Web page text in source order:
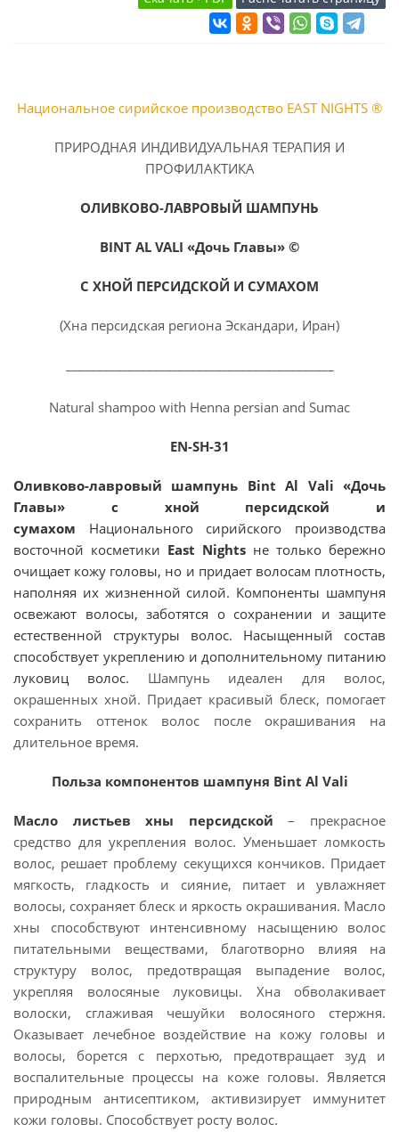
Национальное сирийское производство EAST NIGHTS ®
ПРИРОДНАЯ ИНДИВИДУАЛЬНАЯ ТЕРАПИЯ И
ПРОФИЛАКТИКА
ОЛИВКОВО-ЛАВРОВЫЙ ШАМПУНЬ
BINT AL VALI «Дочь Главы» ©
С ХНОЙ ПЕРСИДСКОЙ И СУМАХОМ
(Хна персидская региона Эскандари, Иран)
Natural shampoo with Henna persian and Sumac
EN-SH-31
Оливково-лавровый шампунь Bint Al Vali «Дочь
Главы» с хной персидской и
сумахом Национального сирийского производства
восточной косметики East Nights не только бережно
очищает кожу головы, но и придает волосам плотность,
наполняя их жизненной силой. Компоненты шампуня
освежают волосы, заботятся о сохранении и защите
естественной структуры волос. Насыщенный состав
способствует укреплению и дополнительному питанию
луковиц волос. Шампунь идеален для волос,
окрашенных хной. Придает красивый блеск, помогает
сохранить оттенок волос после окрашивания на
длительное время.
Польза компонентов шампуня Bint Al Vali
Масло листьев хны персидской
– прекрасное
средство для укрепления волос. Уменьшает ломкость
волос, решает проблему секущихся кончиков. Придает
мягкость, гладкость и сияние, питает и увлажняет
волосы, сохраняет блеск и яркость окрашивания. Масло
хны способствуют интенсивному насыщению волос
питательными веществами, благотворно влияя на
структуру волос, предотвращая выпадение волос,
укрепляя волосяные луковицы. Хна обволакивает
волоски, сглаживая чешуйки волосяного стержня.
Оказывает лечебное воздействие на кожу головы и
волосы, борется с перхотью, предотвращает зуд и
воспалительные процессы на коже головы. Является
природным антисептиком, активизирует иммунитет
кожи головы. Cпособствует росту волос.